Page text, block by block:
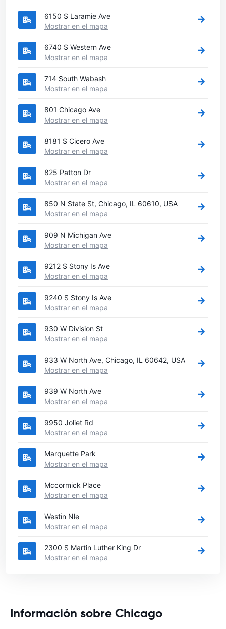
6150 S Laramie Ave
Mostrar en el mapa
6740 S Western Ave
Mostrar en el mapa
714 South Wabash
Mostrar en el mapa
801 Chicago Ave
Mostrar en el mapa
8181 S Cicero Ave
Mostrar en el mapa
825 Patton Dr
Mostrar en el mapa
850 N State St, Chicago, IL 60610, USA
Mostrar en el mapa
909 N Michigan Ave
Mostrar en el mapa
9212 S Stony Is Ave
Mostrar en el mapa
9240 S Stony Is Ave
Mostrar en el mapa
930 W Division St
Mostrar en el mapa
933 W North Ave, Chicago, IL 60642, USA
Mostrar en el mapa
939 W North Ave
Mostrar en el mapa
9950 Joliet Rd
Mostrar en el mapa
Marquette Park
Mostrar en el mapa
Mccormick Place
Mostrar en el mapa
Westin Nle
Mostrar en el mapa
2300 S Martin Luther King Dr
Mostrar en el mapa
Información sobre Chicago